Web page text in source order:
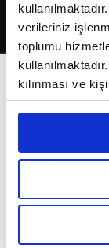
verileriniz
toplumu
kılınması ve
reklam/
Çerezlere
Ayarlar
Metnimizi